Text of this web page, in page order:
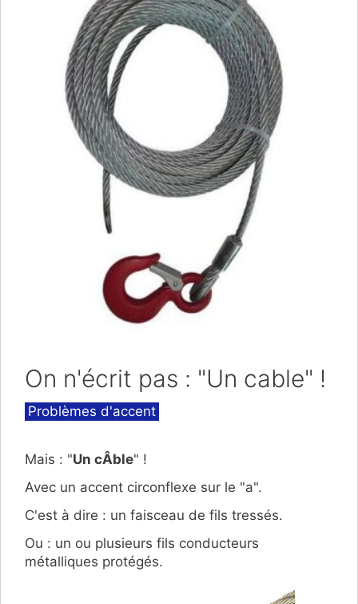
On n'écrit pas : "Un cable" !
Catégories
Problèmes d'accent
Mais : "Un cÂble" !
Avec un accent circonflexe sur le "a".
C'est à dire : un faisceau de fils tressés.
Ou : un ou plusieurs fils conducteurs
métalliques protégés.